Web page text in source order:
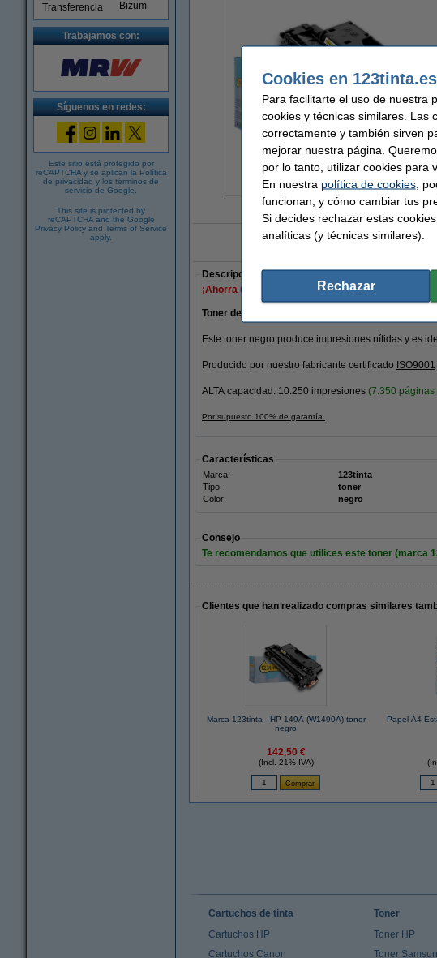
Transferencia Bizum
Trabajamos con:
Síguenos en redes:
Este sitio está protegido por
reCAPTCHA y se aplican la Política
de privacidad y los términos de
servicio de Google
This site is protected by
reCAPTCHA and the Google
Privacy Policy and Terms of Service
apply.
Ampliar
Marca 123tinta: ¡Hasta un 70%
Descripción
¡Ahorra un
en costes de impresión!
Toner de marca 123tinta para HP
Este toner negro produce impresiones nítidas y es
Producido por nuestro fabricante certificado ISO9001
ALTA capacidad: 10.250 impresiones (7.350 páginas
Por supuesto 100% de garantía.
Características
Marca: 123tinta
Tipo:
toner
Color:
negro
Consejo
Te recomendamos que utilices este toner (marca
Clientes que han realizado compras similares
Marca 123tinta - HP 149A (W1490A) toner
negro
142,50 €
(Incl. 21% IVA)
Papel A4
Cartuchos de tinta
Cartuchos HP
Cartuchos Canon
Toner
Toner HP
Toner
Cookies en 123tinta.es
Para facilitarte el uso de nuestra
cookies y técnicas similares. Las
correctamente y también sirven
mejorar nuestra página.
por lo tanto, utilizar cookies para
En nuestra política de cookies,
funcionan, y cómo cambiar tus
Si decides rechazar estas
analíticas (y técnicas similares).
Rechazar